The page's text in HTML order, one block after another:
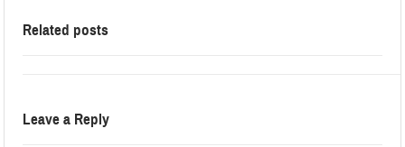
Related posts
Leave a Reply